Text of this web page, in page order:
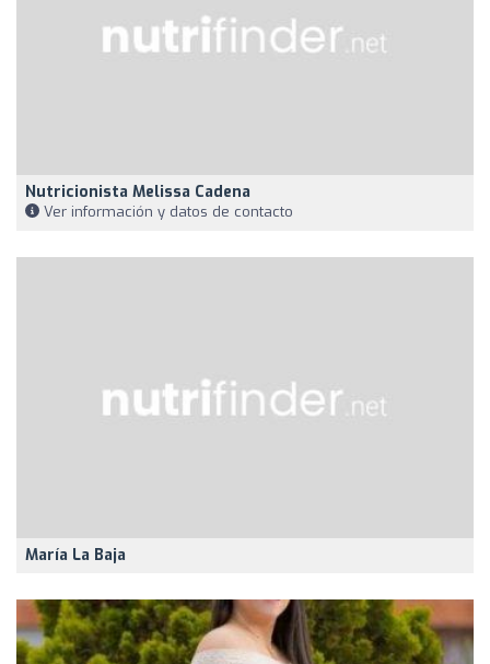
Nutricionista Melissa Cadena
Ver información y datos de contacto
María La Baja